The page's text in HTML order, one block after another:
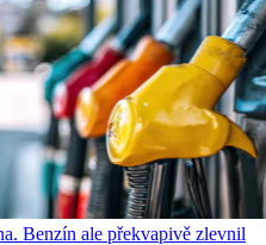
Benzín ale překvapivě zlevnil